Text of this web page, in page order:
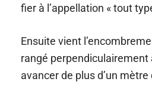
fier à l’appellation « tout
Ensuite vient
rangé perpendiculairement
avancer de plus d’un mètre